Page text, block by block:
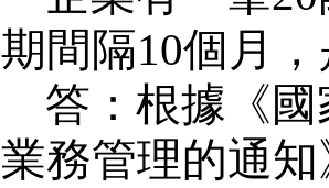
期間隔10個月
答：根據《
業務管理的通